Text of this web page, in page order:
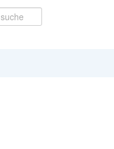
suche
Produkt